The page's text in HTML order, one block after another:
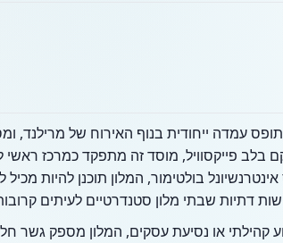
תופס עמדה ייחודית בנוף האירוח של
פייקסוויל, מוסד זה מתפקד כמרכז ראשי
בולטימור, המלון תוכנן להיות מכיל
דתיות שבתי מלון סטנדרטיים לעיתים
או נסיעת עסקים, המלון מספק גשר חלק